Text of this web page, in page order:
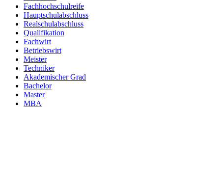
Fachhochschulreife
Hauptschulabschluss
Realschulabschluss
Qualifikation
Fachwirt
Betriebswirt
Meister
Techniker
Akademischer Grad
Bachelor
Master
MBA